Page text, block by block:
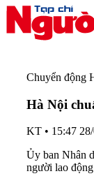
Chuyển động
Hà Nội
KT • 15:47
Ủy ban Nhân
người lao